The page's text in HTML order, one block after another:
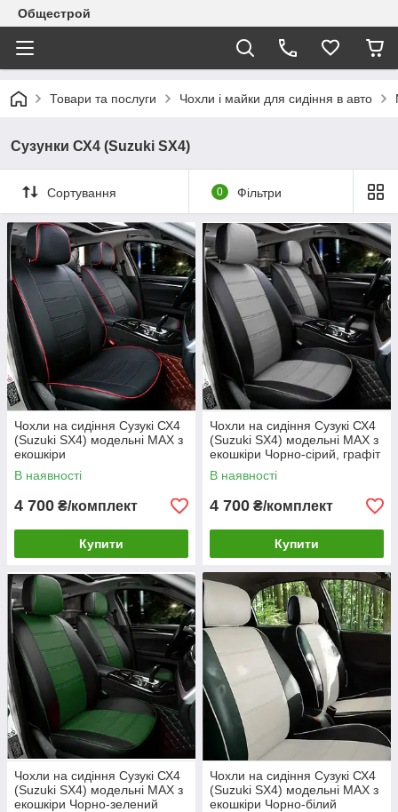
Общестрой
Товари та послуги Чохли і майки для сидіння в авто
Сузунки СХ4 (Suzuki SX4)
Сортування 0 Фільтри
Чохли на сидіння Сузукі СХ4
(Suzuki SX4) модельні MAX з
екошкіри
В наявності
4 700 ₴/комплект
Купити
Чохли на сидіння Сузукі СХ4
(Suzuki SX4) модельні MAX з
екошкіри Чорно-сірий, графіт
В наявності
4 700 ₴/комплект
Купити
Чохли на сидіння Сузукі СХ4
(Suzuki SX4) модельні MAX з
екошкіри Чорно-зелений
Чохли на сидіння Сузукі СХ4
(Suzuki SX4) модельні MAX з
екошкіри Чорно-білий